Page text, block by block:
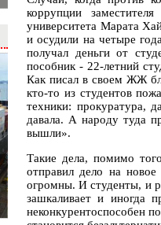
коррупции
университета Марата
и осудили на четыре
получал деньги от
пособник - 22-летний
Как писал в своем ЖЖ
кто-то из студентов
техники: прокуратура,
давала. А народу туда
вышли».
Такие дела, помимо
отправил дело на
огромны. И студенты, и
зашкаливает и иногда
неконкурентоспособен